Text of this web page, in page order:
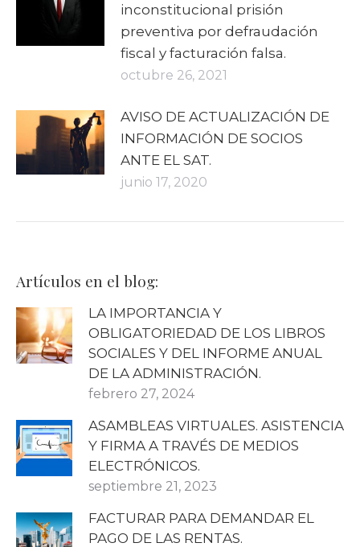
inconstitucional prisión
preventiva por defraudación
fiscal y facturación falsa.
octubre 26, 2021
AVISO DE ACTUALIZACIÓN DE
INFORMACIÓN DE SOCIOS
ANTE EL SAT.
junio 17, 2020
Artículos en el blog:
LA IMPORTANCIA Y
OBLIGATORIEDAD DE LOS LIBROS
SOCIALES Y DEL INFORME ANUAL
DE LA ADMINISTRACIÓN.
febrero 27, 2024
ASAMBLEAS VIRTUALES. ASISTENCIA
Y FIRMA A TRAVÉS DE MEDIOS
ELECTRÓNICOS.
septiembre 21, 2023
FACTURAR PARA DEMANDAR EL
PAGO DE LAS RENTAS.